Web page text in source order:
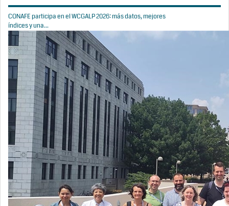
CONAFE participa en el WCGALP 2026: más datos, mejores
índices y una...